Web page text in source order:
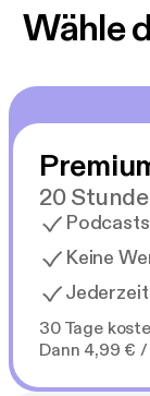
Wähle
20
Keine
30 Tage
Dann 4,99 €